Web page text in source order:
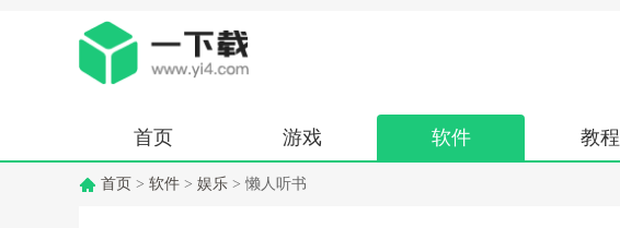
首页 游戏 软件 教程
首页 > 软件 > 娱乐 > 懒人听书